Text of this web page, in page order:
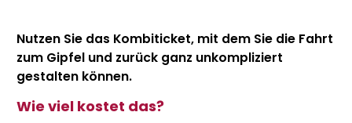
Nutzen Sie das Kombiticket, mit dem Sie die Fahrt
zum Gipfel und zurück ganz unkompliziert
gestalten können.
Wie viel kostet das?